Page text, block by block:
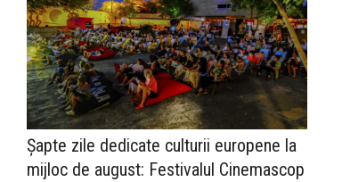
Șapte zile dedicate culturii europene la
mijloc de august: Festivalul Cinemascop